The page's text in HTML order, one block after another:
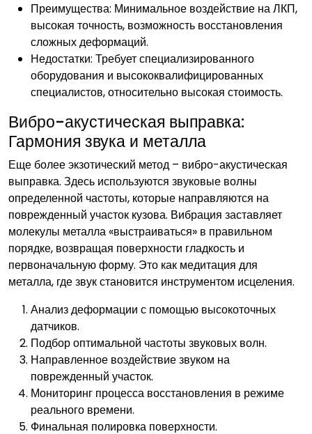
Преимущества: Минимальное воздействие на ЛКП,
высокая точность, возможность восстановления
сложных деформаций.
Недостатки: Требует специализированного
оборудования и высококвалифицированных
специалистов, относительно высокая стоимость.
Вибро-акустическая выправка:
Гармония звука и металла
Еще более экзотический метод – вибро-акустическая
выправка. Здесь используются звуковые волны
определенной частоты, которые направляются на
поврежденный участок кузова. Вибрация заставляет
молекулы металла «выстраиваться» в правильном
порядке, возвращая поверхности гладкость и
первоначальную форму. Это как медитация для
металла, где звук становится инструментом исцеления.
Анализ деформации с помощью высокоточных
датчиков.
Подбор оптимальной частоты звуковых волн.
Направленное воздействие звуком на
поврежденный участок.
Мониторинг процесса восстановления в режиме
реального времени.
Финальная полировка поверхности.